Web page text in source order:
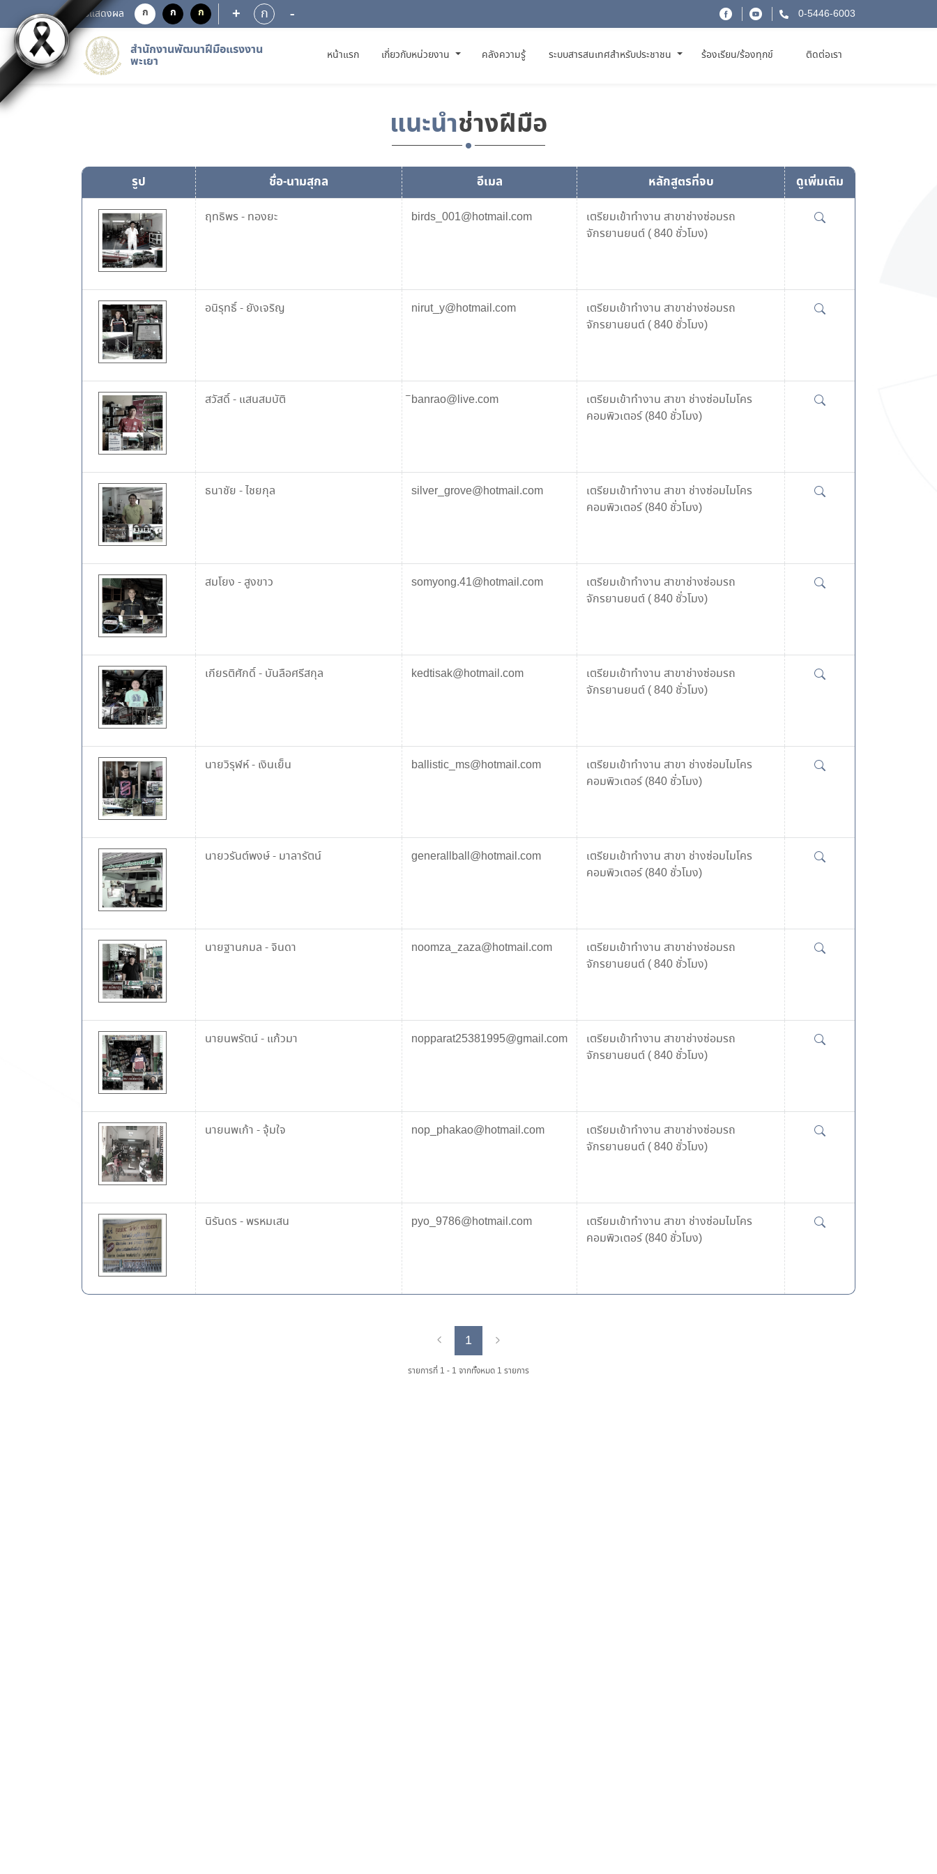
การแสดงผล ก ก ก + ก - 0-5446-6003
สำนักงานพัฒนาฝีมือแรงงาน
พะเยา หน้าแรก(CURRENT)
เกี่ยวกับหน่วยงาน คลังความรู้ ระบบสารสนเทศสำหรับประชาชน ร้องเรียน/ร้องทุกข์ ติดต่อเรา
แนะนำช่างฝีมือ
รูป ชื่อ-นามสุกล อีเมล หลักสูตรที่จบ ดูเพิ่มเติม
ฤทธิพร- ทองยะ birds_001@hotmail.com
เตรียมเข้าทำงาน สาขาช่างซ่อมรถ
จักรยานยนต์ ( 840 ชั่วโมง)
อนิรุทธิ์ - ยังเจริญ nirut_y@hotmail.com
เตรียมเข้าทำงาน สาขาช่างซ่อมรถ
จักรยานยนต์ ( 840 ชั่วโมง)
สวัสดิ์ - แสนสมบัติ ิbanrao@live.com
เตรียมเข้าทำงาน สาขา ช่างซ่อมไมโคร
คอมพิวเตอร์ (840 ชั่วโมง)
ธนาชัย -ไชยกุล silver_grove@hotmail.com
เตรียมเข้าทำงาน สาขา ช่างซ่อมไมโคร
คอมพิวเตอร์ (840 ชั่วโมง)
สมโยง -สูงขาว somyong.41@hotmail.com
เตรียมเข้าทำงาน สาขาช่างซ่อมรถ
จักรยานยนต์ ( 840 ชั่วโมง)
เกียรติศักดิ์ - บันลือศรีสกุล kedtisak@hotmail.com
เตรียมเข้าทำงาน สาขาช่างซ่อมรถ
จักรยานยนต์ ( 840 ชั่วโมง)
นายวิรุฬห์- เงินเย็น ballistic_ms@hotmail.com
เตรียมเข้าทำงาน สาขา ช่างซ่อมไมโคร
คอมพิวเตอร์ (840 ชั่วโมง)
นายวรันต์พงษ์- มาลารัตน์ generallball@hotmail.com
เตรียมเข้าทำงาน สาขา ช่างซ่อมไมโคร
คอมพิวเตอร์ (840 ชั่วโมง)
นายฐานกมล -จินดา noomza_zaza@hotmail.com
เตรียมเข้าทำงาน สาขาช่างซ่อมรถ
จักรยานยนต์ ( 840 ชั่วโมง)
นายนพรัตน์- แก้วมา nopparat25381995@gmail.com
เตรียมเข้าทำงาน สาขาช่างซ่อมรถ
จักรยานยนต์ ( 840 ชั่วโมง)
นายนพเก้า -จุ้มใจ nop_phakao@hotmail.com
เตรียมเข้าทำงาน สาขาช่างซ่อมรถ
จักรยานยนต์ ( 840 ชั่วโมง)
นิรันดร-พรหมเสน pyo_9786@hotmail.com
เตรียมเข้าทำงาน สาขา ช่างซ่อมไมโคร
คอมพิวเตอร์ (840 ชั่วโมง)
Previous
1
รายการที่ 1 - 1 จากทั้งหมด 1 รายการ